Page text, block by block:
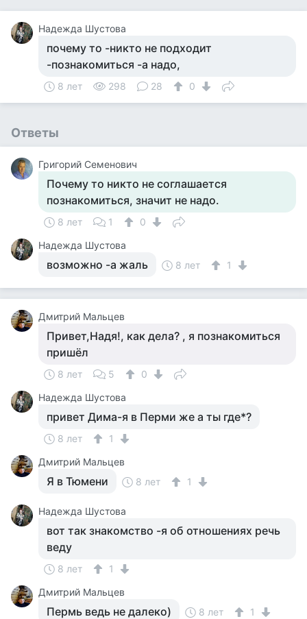
Надежда Шустова
почему то -никто не подходит
-познакомиться -а надо,
8 лет 298 28 0
Ответы
Григорий Семенович
Почему то никто не соглашается
познакомиться, значит не надо.
8 лет 1
0
Надежда Шустова
возможно -а жаль 8 лет 1
Дмитрий Мальцев
Привет,Надя!, как дела? , я познакомиться
пришёл
8 лет 5
0
Надежда Шустова
привет Дима-я в Перми же а ты где*?
8 лет
1
Дмитрий Мальцев
Я в Тюмени 8 лет 1
Надежда Шустова
вот так знакомство -я об отношениях речь
веду
8 лет
1
Дмитрий Мальцев
Пермь ведь не далеко) 8 лет 1